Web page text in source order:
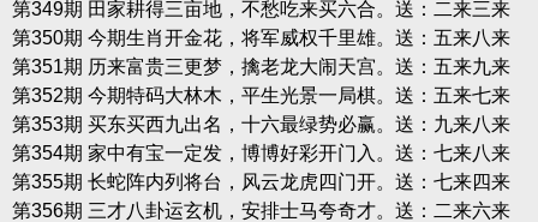
第349期 田家耕得三亩地，不愁吃来买六合。送：二来三来
第350期 今期生肖开金花，将军威权千里雄。送：五来八来
第351期 历来富贵三更梦，擒老龙大闹天宫。送：五来九来
第352期 今期特码大林木，平生光景一局棋。送：五来七来
第353期 买东买西九出名，十六最绿势必赢。送：九来八来
第354期 家中有宝一定发，博博好彩开门入。送：七来八来
第355期 长蛇阵内列将台，风云龙虎四门开。送：七来四来
第356期 三才八卦运玄机，安排士马夸奇才。送：二来六来